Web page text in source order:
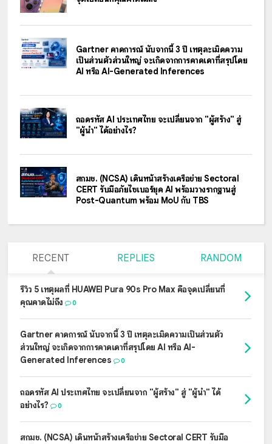
Gartner คาดการณ์ นับจากนี้ 3 ปี เหตุละเมิดความ
เป็นส่วนตัวส่วนใหญ่ จะเกิดจากการคาดเดาที่สรุปโดย
AI หรือ AI-Generated Inferences
ถอดรหัส AI ประเทศไทย จะเปลี่ยนจาก "ผู้สร้าง" สู่
"ผู้นำ" ได้อย่างไร?
สกมช. (NCSA) เดินหน้าสร้างเครือข่าย Sectoral
CERT รับมือภัยไซเบอร์ยุค AI พร้อมวางรากฐานสู่
Post-Quantum พร้อม MoU กับ TBS
RECENT REPLIES RANDOM
รีวิว 5 เหตุผลที่ HUAWEI Pura 90s Pro Max คือจุดเปลี่ยนที่
คุณคาดไม่ถึง
0
Gartner คาดการณ์ นับจากนี้ 3 ปี เหตุละเมิดความเป็นส่วนตัว
ส่วนใหญ่ จะเกิดจากการคาดเดาที่สรุปโดย AI หรือ AI-
Generated Inferences
0
ถอดรหัส AI ประเทศไทย จะเปลี่ยนจาก "ผู้สร้าง" สู่ "ผู้นำ" ได้
อย่างไร?
0
สกมช. (NCSA) เดินหน้าสร้างเครือข่าย Sectoral CERT รับมือ